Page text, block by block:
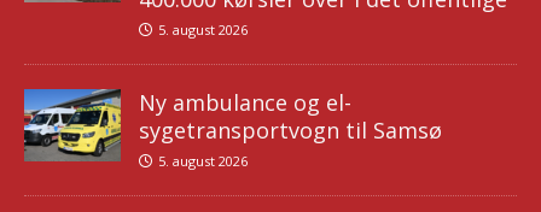
5. august 2026
Ny ambulance og el-
sygetransportvogn til Samsø
5. august 2026